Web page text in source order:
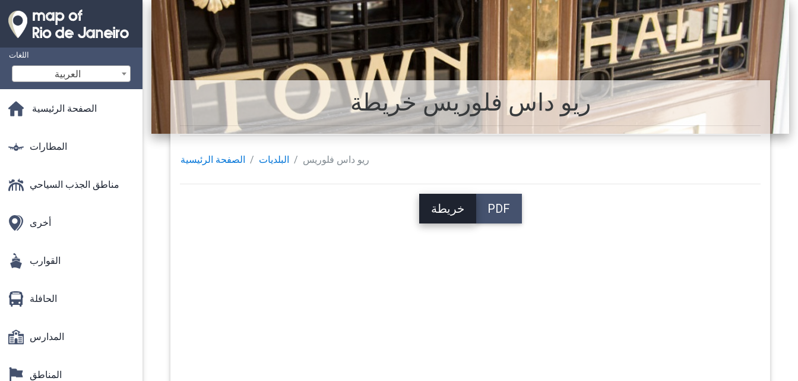
اللغات
‫العربية
الصفحة الرئيسية
المطارات
مناطق الجذب السياحي
أخرى
القوارب
الحافلة
المدارس
المناطق
ريو داس فلوريس خريطة
الصفحة الرئيسية البلديات ريو داس فلوريس
خريطة PDF